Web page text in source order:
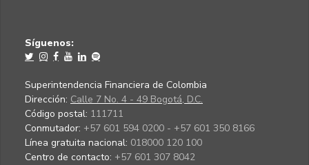
Síguenos:
Superintendencia Financiera de Colombia
Dirección: Calle 7 No. 4 - 49 Bogotá, D.C.
Código postal: 111711
Conmutador: +57 601 594 0200 - +57 601 350 8166
Línea gratuita nacional: 018000 120 100
Centro de contacto: +57 601 307 8042